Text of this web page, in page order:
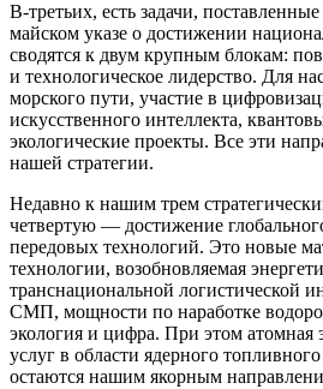
В-третьих, есть задачи,
майском указе о достижении
сводятся к двум крупным блокам:
и технологическое лидерство. Для
морского пути, участие в
искусственного интеллекта,
экологические проекты. Все эти
нашей стратегии.
Недавно к нашим трем
четвертую — ​достижение
передовых технологий. Это новые
технологии, возобновляемая
транснациональной логистической
СМП, мощности по наработке
экология и цифра. При этом атомная
услуг в области ядерного
остаются нашим якорным